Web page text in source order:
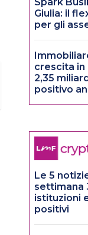
Giulia: il
per gli
crescita in
2,35
positivo
Le 5
settimana
istituzioni
positivi